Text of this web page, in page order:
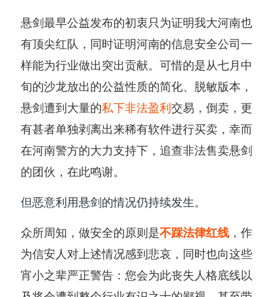
悬剑最早公益发布的初衷只为证明我大河南也
有顶尖红队，同时证明河南的信息安全公司一
样能为行业做出突出贡献。可惜的是从七月中
旬的沙龙放出的公益性质的简化、脱敏版本，
悬剑遭到大量的私下非法盈利交易，倒卖，更
有甚者单独剥离出来稀有软件进行买卖，幸而
在河南警方的大力支持下，追查非法售卖悬剑
的团伙，在此鸣谢。
但恶意利用悬剑的情况仍持续发生。
众所周知，做安全的原则是不踩法律红线 ，作
为信安人对上述情况感到悲哀，同时也向这些
宵小之辈严正警告：您会为此丧失人格底线以